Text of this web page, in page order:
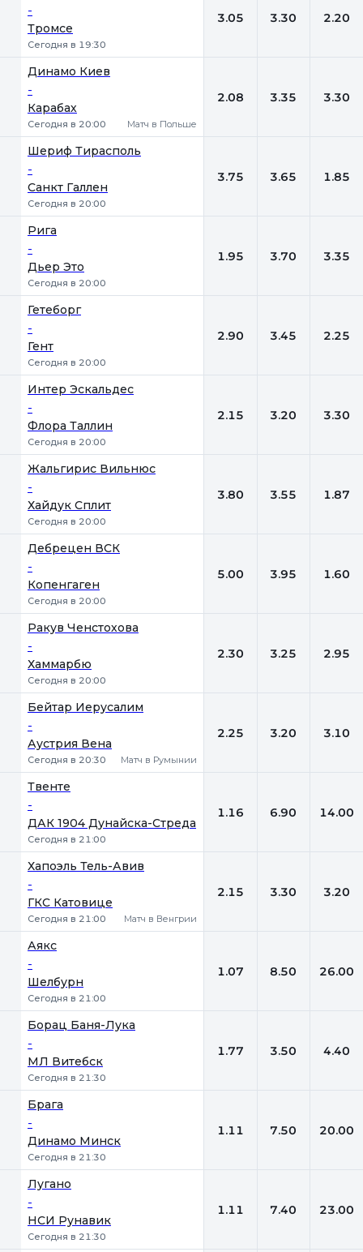
-
Тромсе
Сегодня в 19:30
3.05 3.30 2.20
Динамо Киев
-
Карабах
Сегодня в 20:00 Матч в Польше
2.08 3.35 3.30
Шериф Тирасполь
-
Санкт Галлен
Сегодня в 20:00
3.75 3.65 1.85
Рига
-
Дьер Это
Сегодня в 20:00
1.95 3.70 3.35
Гетеборг
-
Гент
Сегодня в 20:00
2.90 3.45 2.25
Интер Эскальдес
-
Флора Таллин
Сегодня в 20:00
2.15 3.20 3.30
Жальгирис Вильнюс
-
Хайдук Сплит
Сегодня в 20:00
3.80 3.55 1.87
Дебрецен ВСК
-
Копенгаген
Сегодня в 20:00
5.00 3.95 1.60
Ракув Ченстохова
-
Хаммарбю
Сегодня в 20:00
2.30 3.25 2.95
Бейтар Иерусалим
-
Аустрия Вена
Сегодня в 20:30 Матч в Румынии
2.25 3.20 3.10
Твенте
-
ДАК 1904 Дунайска-Стреда
Сегодня в 21:00
1.16 6.90 14.00
Хапоэль Тель-Авив
-
ГКС Катовице
Сегодня в 21:00 Матч в Венгрии
2.15 3.30 3.20
Аякс
-
Шелбурн
Сегодня в 21:00
1.07 8.50 26.00
Борац Баня-Лука
-
МЛ Витебск
Сегодня в 21:30
1.77 3.50 4.40
Брага
-
Динамо Минск
Сегодня в 21:30
1.11 7.50 20.00
Лугано
-
НСИ Рунавик
Сегодня в 21:30
1.11 7.40 23.00